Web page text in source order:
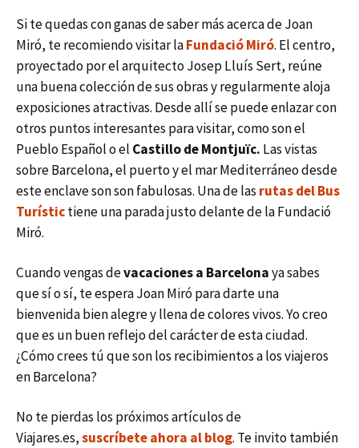
Si te quedas con ganas de saber más acerca de Joan
Miró, te recomiendo visitar laFundació Miró. El centro,
proyectado por el arquitecto Josep Lluís Sert, reúne
una buena colección de sus obras y regularmente aloja
exposiciones atractivas. Desde allí se puede enlazar con
otros puntos interesantes para visitar, como son el
Pueblo Español o el Castillo de Montjuïc. Las vistas
sobre Barcelona, el puerto y el mar Mediterráneo desde
este enclave son son fabulosas. Una de lasrutas del Bus
Turístictiene una parada justo delante de la Fundació
Miró.
Cuando vengas devacaciones a Barcelonaya sabes
que sí o sí, te espera Joan Miró para darte una
bienvenida bien alegre y llena de colores vivos. Yo creo
que es un buen reflejo del carácter de esta ciudad.
¿Cómo crees tú que son los recibimientos a los viajeros
en Barcelona?
No te pierdas los próximos artículos de
Viajares.es,suscríbete ahora al blog. Te invito también